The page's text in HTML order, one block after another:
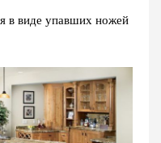
в виде упавших ножей